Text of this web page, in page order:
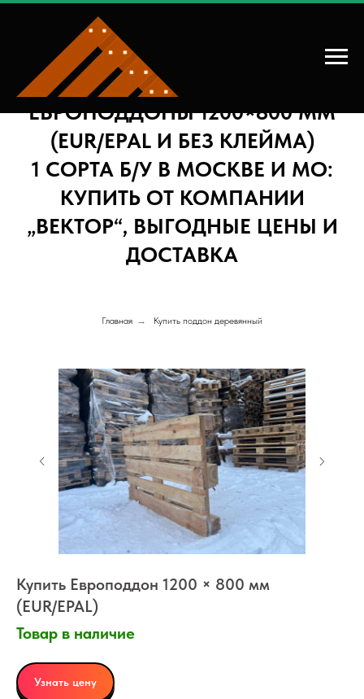
ЕВРОПОДДОНЫ 1200×800 ММ
(EUR/EPAL И БЕЗ КЛЕЙМА)
1 СОРТА Б/У В МОСКВЕ И МО:
КУПИТЬ ОТ КОМПАНИИ
„ВЕКТОР“, ВЫГОДНЫЕ ЦЕНЫ И
ДОСТАВКА
Главная → Купить поддон деревянный
Купить Европоддон 1200 × 800 мм
(EUR/EPAL)
Товар в наличие
Узнать цену